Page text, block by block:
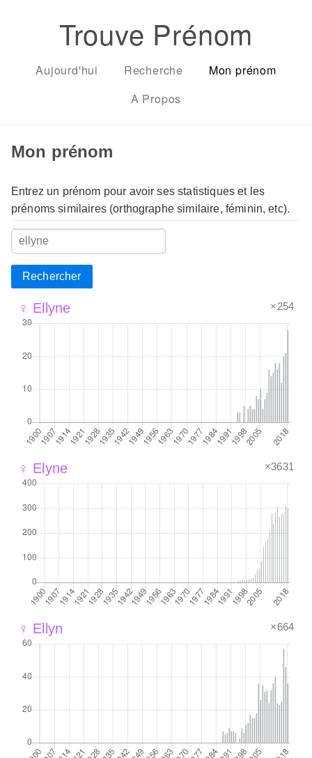
Trouve Prénom
Aujourd'hui Recherche
Mon prénom
A Propos
Mon prénom
Entrez un prénom pour avoir ses statistiques et les
prénoms similaires (orthographe similaire, féminin, etc).
Rechercher
♀ Ellyne ×254
♀ Elyne ×3631
♀ Ellyn ×664